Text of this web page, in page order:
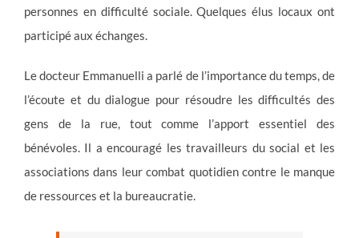
personnes en difficulté sociale. Quelques élus locaux ont
participé aux échanges.
Le docteur Emmanuelli a parlé de l’importance du temps, de
l’écoute et du dialogue pour résoudre les difficultés des
gens de la rue, tout comme l’apport essentiel des
bénévoles. Il a encouragé les travailleurs du social et les
associations dans leur combat quotidien contre le manque
de ressources et la bureaucratie.